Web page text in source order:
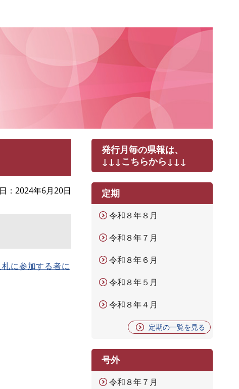
2024年6月20日
に参加する者に
発行月毎の県報は、
↓↓↓こちらから↓↓↓
定期
令和８年８月
令和８年７月
令和８年６月
令和８年５月
令和８年４月
定期の一覧を見る
号外
令和８年７月